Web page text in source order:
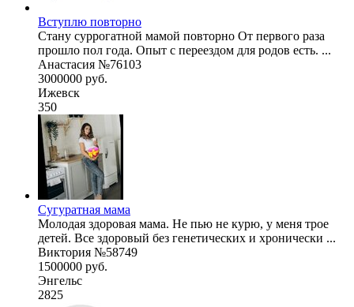
Вступлю повторно
Стану суррогатной мамой повторно От первого раза
прошло пол года. Опыт с переездом для родов есть. ...
Анастасия №76103
3000000 руб.
Ижевск
350
Сугуратная мама
Молодая здоровая мама. Не пью не курю, у меня трое
детей. Все здоровый без генетических и хронически ...
Виктория №58749
1500000 руб.
Энгельс
2825